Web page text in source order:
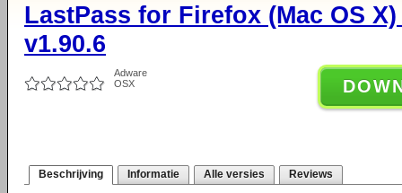
LastPass for Firefox (Mac OS
v1.90.6
Adware
OSX
Beschrijving Informatie Alle versies Reviews